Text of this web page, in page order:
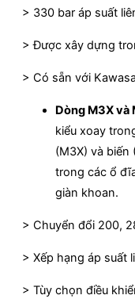
> 330 bar áp suất
> Được xây dựng
> Có sẵn với
Dòng M3X và
kiểu xoay
(M3X) và
trong các ổ
giàn khoan.
> Chuyển đổi 200,
> Xếp hạng áp suất
> Tùy chọn điều